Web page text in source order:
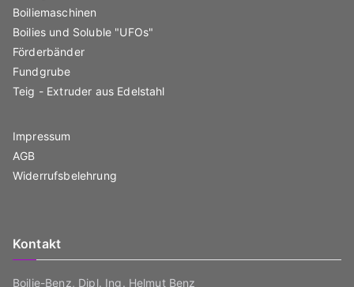
Boiliemaschinen
Boilies und Soluble "UFOs"
Förderbänder
Fundgrube
Teig - Extruder aus Edelstahl
Impressum
AGB
Widerrufsbelehrung
Kontakt
Boilie-Benz, Dipl. Ing. Helmut Benz